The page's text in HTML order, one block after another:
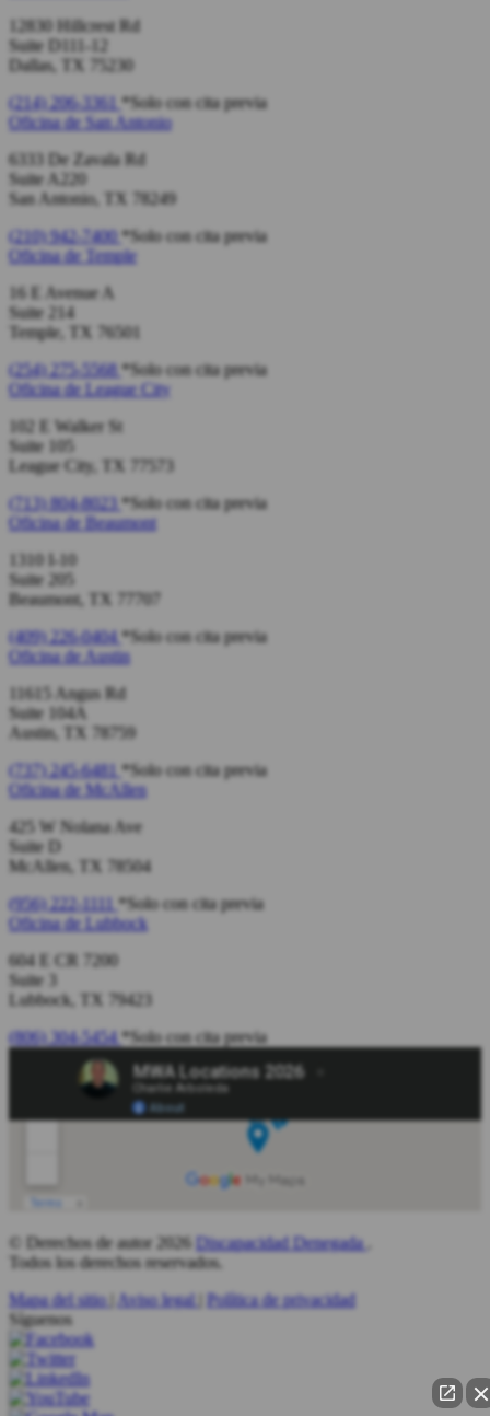
12830 Hillcrest Rd
Suite D111-12
Dallas, TX 75230
(214) 206-3361 *Solo con cita previa
Oficina de San Antonio
6333 De Zavala Rd
Suite A220
San Antonio, TX 78249
(210) 942-7400 *Solo con cita previa
Oficina de
Temple
16 E Avenue A
Suite 214
Temple, TX 76501
(254) 275-5568 *Solo con cita previa
Oficina de League City
102 E Walker St
Suite 105
League City, TX 77573
(713) 804-8023 *Solo con cita previa
Oficina de Beaumont
1310 I-10
Suite 205
Beaumont, TX 77707
(409) 226-0404 *Solo con cita previa
Oficina deAustin
11615 Angus Rd
Suite 104A
Austin, TX 78759
(737) 245-6481 *Solo con cita previa
Oficina de McAllen
425 W Nolana Ave
Suite D
McAllen, TX 78504
(956) 222-1111 *Solo con cita previa
Oficina de Lubbock
604 E CR 7200
Suite 3
Lubbock, TX 79423
(806) 304-5454 *Solo con cita previa
© Derechos de autor 2026 Discapacidad Denegada
Todos los derechos reservados.
Mapa del sitio Aviso legal
Política de privacidad
Síguenos